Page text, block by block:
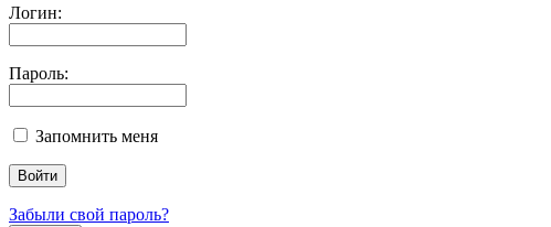
Логин:
Пароль:
Запомнить меня
Забыли свой пароль?